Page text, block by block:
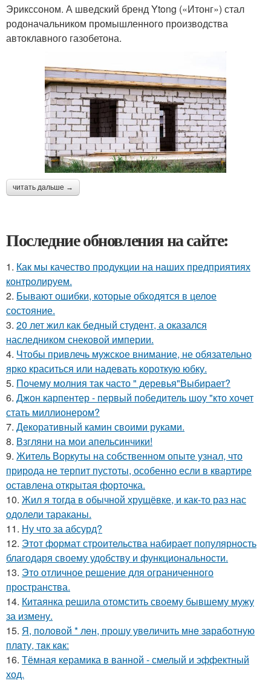
Эрикссоном. А шведский бренд Ytong («Итонг») стал
родоначальником промышленного производства
автоклавного газобетона.
читать дальше →
Последние обновления на сайте:
1. Как мы качество продукции на наших предприятиях
контролируем.
2. Бывают ошибки, которые обходятся в целое
состояние.
3. 20 лет жил как бедный студент, а оказался
наследником снековой империи.
4. Чтобы привлечь мужское внимание, не обязательно
ярко краситься или надевать короткую юбку.
5. Почему молния так часто " деревья"Выбирает?
6. Джон карпентер - первый победитель шоу "кто хочет
стать миллионером?
7. Декоративный камин своими руками.
8. Взгляни на мои апельсинчики!
9. Житель Воркуты на собственном опыте узнал, что
природа не терпит пустоты, особенно если в квартире
оставлена открытая форточка.
10. Жил я тогда в обычной хрущёвке, и как-то раз нас
одолели тараканы.
11. Ну что за абсурд?
12. Этот формат строительства набирает популярность
благодаря своему удобству и функциональности.
13. Это отличное решение для ограниченного
пространства.
14. Китаянка решила отомстить своему бывшему мужу
за измену.
15. Я, пoлoвoй * лeн, прoшу увeличить мнe зaрaбoтную
плaту, тaк кaк:
16. Тёмная керамика в ванной - смелый и эффектный
ход.